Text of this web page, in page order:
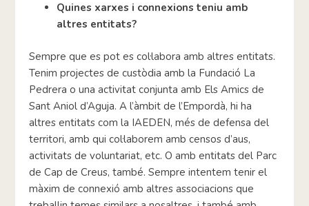
Quines xarxes i connexions teniu amb
altres entitats?
Sempre que es pot es col·labora amb altres entitats.
Tenim projectes de custòdia amb la Fundació La
Pedrera o una activitat conjunta amb Els Amics de
Sant Aniol d’Aguja. A l’àmbit de l’Empordà, hi ha
altres entitats com la IAEDEN, més de defensa del
territori, amb qui col·laborem amb censos d’aus,
activitats de voluntariat, etc. O amb entitats del Parc
de Cap de Creus, també. Sempre intentem tenir el
màxim de connexió amb altres associacions que